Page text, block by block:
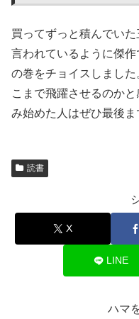
買ってずっと積んでい
言われているように傑
の巻をチョイスしまし
こまで飛躍させるのか
み始めた人はぜひ最後ま
読書
X
LINE
ハマ